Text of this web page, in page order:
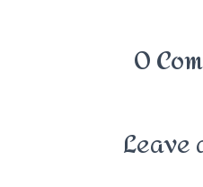
0
Leave